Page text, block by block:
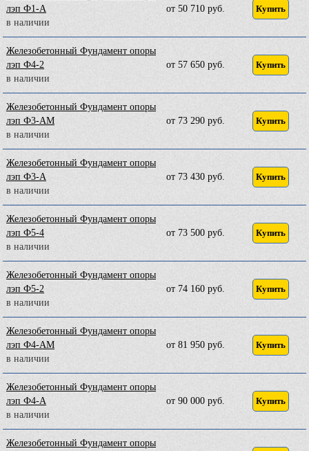
лэп Ф1-А
в наличии
от 50 710 руб. Купить
Железобетонный Фундамент опоры
лэп Ф4-2
в наличии
от 57 650 руб. Купить
Железобетонный Фундамент опоры
лэп Ф3-АМ
в наличии
от 73 290 руб. Купить
Железобетонный Фундамент опоры
лэп Ф3-А
в наличии
от 73 430 руб. Купить
Железобетонный Фундамент опоры
лэп Ф5-4
в наличии
от 73 500 руб. Купить
Железобетонный Фундамент опоры
лэп Ф5-2
в наличии
от 74 160 руб. Купить
Железобетонный Фундамент опоры
лэп Ф4-АМ
в наличии
от 81 950 руб. Купить
Железобетонный Фундамент опоры
лэп Ф4-А
в наличии
от 90 000 руб. Купить
Железобетонный Фундамент опоры